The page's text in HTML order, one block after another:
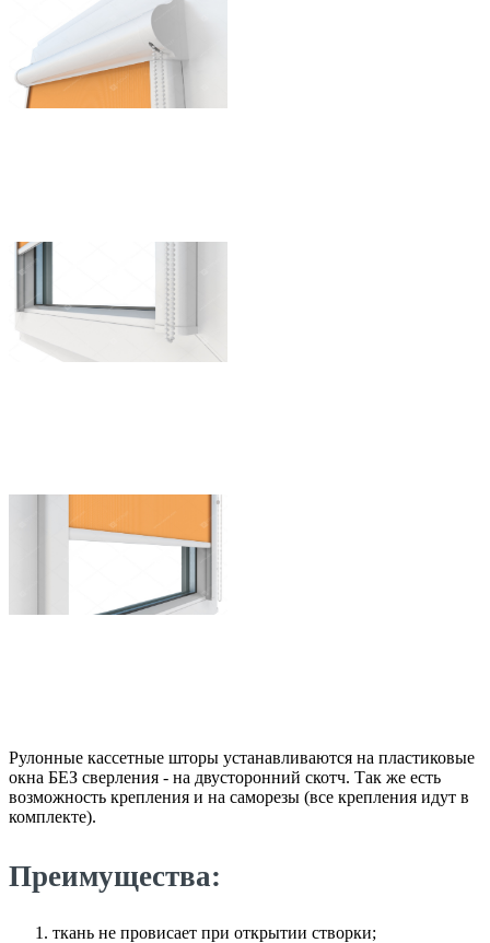
Рулонные кассетные шторы устанавливаются на пластиковые
окна БЕЗ сверления - на двусторонний скотч. Так же есть
возможность крепления и на саморезы (все крепления идут в
комплекте).
Преимущества:
ткань не провисает при открытии створки;